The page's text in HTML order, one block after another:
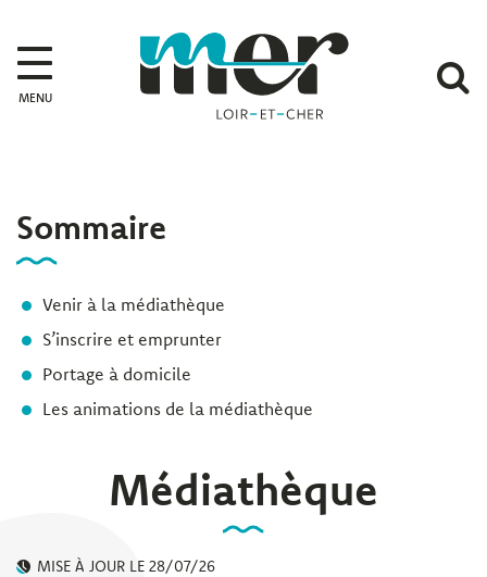
MENU
Sommaire
Venir à la médiathèque
S’inscrire et emprunter
Portage à domicile
Les animations de la médiathèque
Médiathèque
MISE À JOUR LE 28/07/26